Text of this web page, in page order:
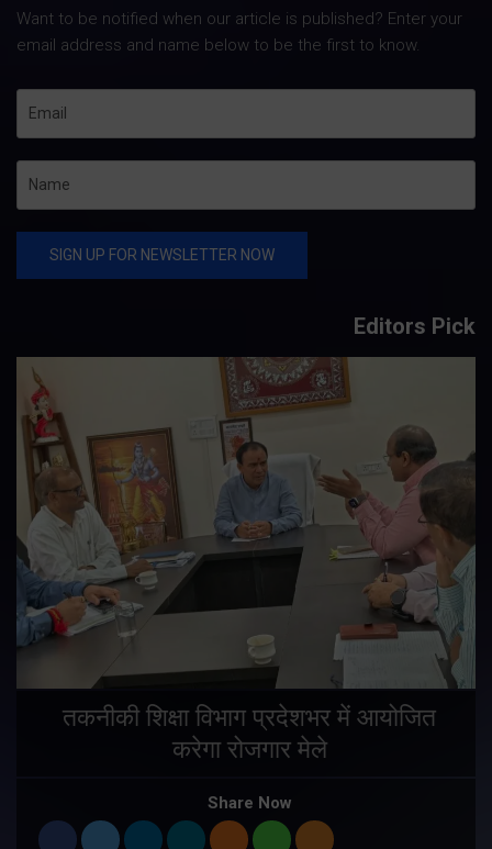
Want to be notified when our article is published? Enter your
email address and name below to be the first to know.
Editors Pick
तकनीकी शिक्षा विभाग प्रदेशभर में आयोजित
करेगा रोजगार मेले
Share Now